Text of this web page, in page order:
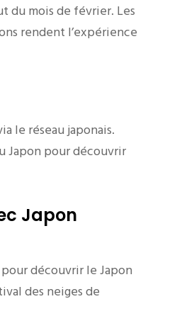
du mois de février. Les
rendent l’expérience
le réseau japonais.
Japon pour découvrir
Japon
découvrir le Japon
des neiges de